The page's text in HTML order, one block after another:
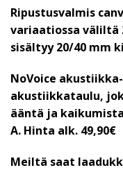
Ripustusvalmis
variaatiossa väliltä
sisältyy 20/40 mm
NoVoice
akustiikkataulu,
ääntä ja
A. Hinta alk. 49,90€
Meiltä saat